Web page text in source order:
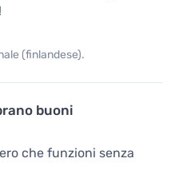
(finlandese).
buoni
che funzioni senza